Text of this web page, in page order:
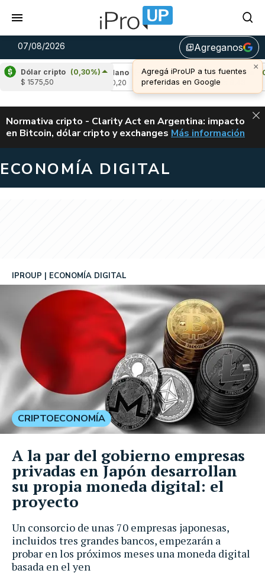
07/08/2026 library_addAgreganos
×
Agregá iProUP a tus fuentes
preferidas en Google
Dólar cripto (0,30%)
$ 1575,50
Cardano
(-1,73%)
Avalanche
u$s 6,43
ALERTA
Normativa cripto - Clarity Act en Argentina: impacto
en Bitcoin, dólar cripto y exchanges CLARITY ACT EN
Más información
ECONOMÍA DIGITAL
Un consorcio de unas 70 empresas japonesas,
incluidos tres grandes bancos, empezarán a
probar en los próximos meses una moneda digital
basada en el yen
IPROUP ECONOMÍA DIGITAL
CRIPTOECONOMÍA
A la par del gobierno empresas
privadas en Japón desarrollan
su propia moneda digital: el
proyecto